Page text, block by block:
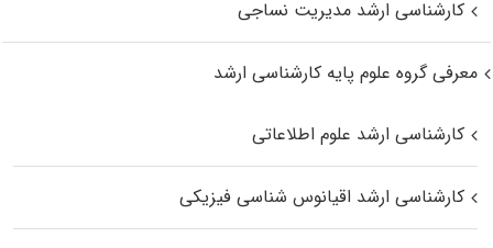
کارشناسی ارشد مدیریت نساجی
معرفی گروه علوم پایه کارشناسی ارشد
کارشناسی ارشد علوم اطلاعاتی
کارشناسی ارشد اقیانوس‌ شناسی فیزیکی